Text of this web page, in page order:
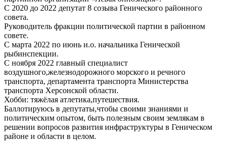
С 2020 до 2022 депутат 8 созыва Генического районного
совета.
Руководитель фракции политической партии в районном
совете.
С марта 2022 по июнь и.о. начальника Генической
рыбинспекции.
С ноября 2022 главный специалист
воздушного,железнодорожного морского и речного
транспорта, департамента транспорта Министерства
транспорта Херсонской области.
Хобби: тяжёлая атлетика,путешествия.
Баллотируюсь в депутаты,чтобы своими знаниями и
политическим опытом, быть полезным своим землякам в
решении вопросов развития инфраструктуры в Геническом
районе и области в целом.